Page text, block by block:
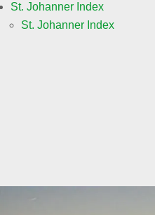
St. Johanner Index
St. Johanner Index